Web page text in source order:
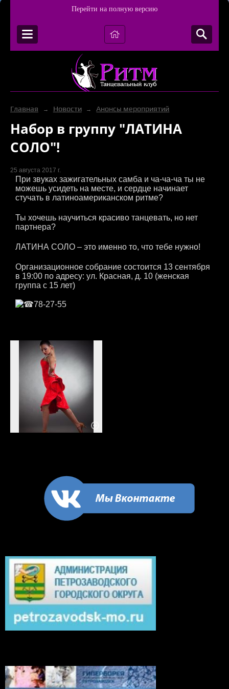
Перейти на полную версию
Главная → Новости → Анонсы мероприятий
Набор в группу "ЛАТИНА
СОЛО"!
25 августа 2017 г.
При звуках зажигательных самба и ча-ча-ча ты не
можешь усидеть на месте, и сердце начинает
стучать в латиноамериканском ритме?
Ты хочешь научиться красиво танцевать, но нет
партнера?
ЛАТИНА СОЛО – это именно то, что тебе нужно!
Организационное собрание состоится 13 сентября
в 19:00 по адресу: ул. Красная, д. 10 (женская
группа с 15 лет)
78-27-55